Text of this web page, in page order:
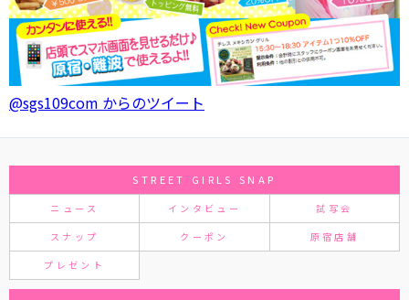
@sgs109com からのツイート
STREET GIRLS SNAP
ニュース インタビュー 試写会
スナップ クーポン 原宿店舗
プレゼント